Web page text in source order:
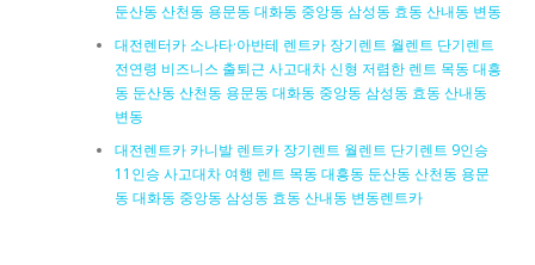
둔산동 산천동 용문동 대화동 중앙동 삼성동 효동 산내동 변동
대전렌터카 소나타·아반테 렌트카 장기렌트 월렌트 단기렌트
전연령 비즈니스 출퇴근 사고대차 신형 저렴한 렌트 목동 대흥
동 둔산동 산천동 용문동 대화동 중앙동 삼성동 효동 산내동
변동
대전렌트카 카니발 렌트카 장기렌트 월렌트 단기렌트 9인승
11인승 사고대차 여행 렌트 목동 대흥동 둔산동 산천동 용문
동 대화동 중앙동 삼성동 효동 산내동 변동렌트카